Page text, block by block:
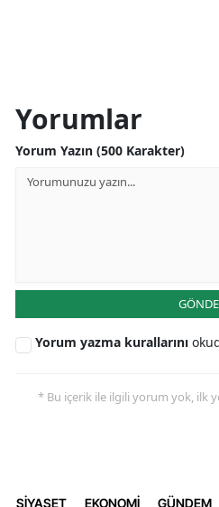
Yorumlar
Yorum Yazın (500 Karakter)
Yorum yazma kurallarını
* Bu içerik ile ilgili yorum yok, ilk
SİYASET EKONOMİ GÜNDEM